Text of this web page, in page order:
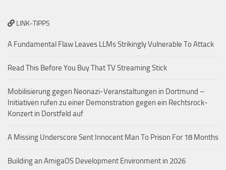
LINK-TIPPS
A Fundamental Flaw Leaves LLMs Strikingly Vulnerable To Attack
Read This Before You Buy That TV Streaming Stick
Mobilisierung gegen Neonazi-Veranstaltungen in Dortmund –
Initiativen rufen zu einer Demonstration gegen ein Rechtsrock-
Konzert in Dorstfeld auf
A Missing Underscore Sent Innocent Man To Prison For 18 Months
Building an AmigaOS Development Environment in 2026